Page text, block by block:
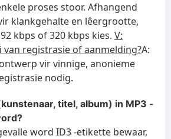
proses stoor. Afhangend
klankgehalte en lêergrootte,
kbps of 320 kbps kies. V:
van registrasie of aanmelding?A:
vir vinnige, anonieme
nodig.
titel, album) in MP3 -
word ID3 -etikette bewaar,